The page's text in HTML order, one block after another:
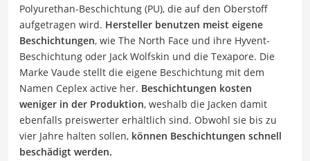
Polyurethan-Beschichtung (PU), die auf den Oberstoff
aufgetragen wird. Hersteller benutzen meist eigene
Beschichtungen, wie The North Face und ihre Hyvent-
Beschichtung oder Jack Wolfskin und die Texapore. Die
Marke Vaude stellt die eigene Beschichtung mit dem
Namen Ceplex active her. Beschichtungen kosten
weniger in der Produktion, weshalb die Jacken damit
ebenfalls preiswerter erhältlich sind. Obwohl sie bis zu
vier Jahre halten sollen, können Beschichtungen schnell
beschädigt werden.